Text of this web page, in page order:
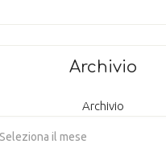
Archivio
Archivio